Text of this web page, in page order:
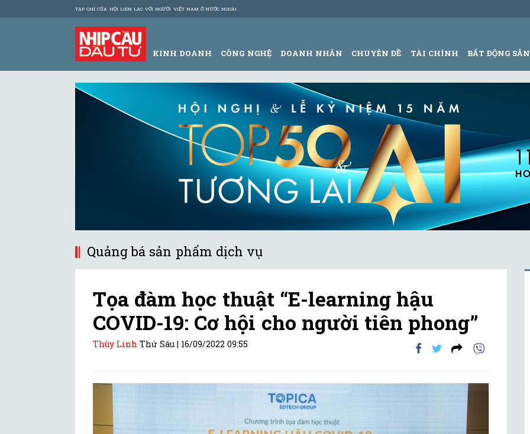
TẠP CHÍ CỦA HỘI LIÊN LẠC VỚI NGƯỜI VIỆT NAM Ở NƯỚC NGOÀI
KINH DOANH CÔNG NGHỆ DOANH NHÂN CHUYÊN ĐỀ TÀI CHÍNH BẤT ĐỘNG SẢN
Quảng bá sản phẩm dịch vụ
Tọa đàm học thuật “E-learning hậu
COVID-19: Cơ hội cho người tiên phong”
Thùy Linh Thứ Sáu | 16/09/2022 09:55